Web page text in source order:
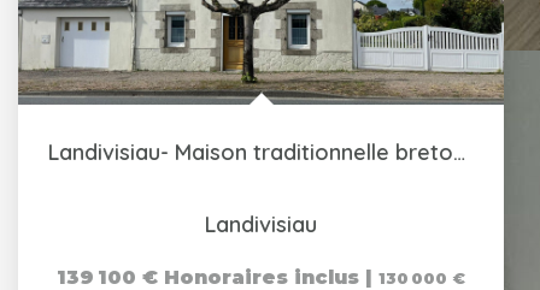
Landivisiau- Maison traditionnelle bretonne
Landivisiau
139 100 € Honoraires inclus | 130 000 €